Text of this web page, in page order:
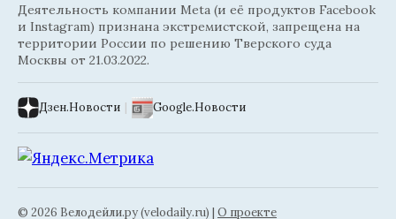
Деятельность компании Meta (и её продуктов Facebook
и Instagram) признана экстремистской, запрещена на
территории России по решению Тверского суда
Москвы от 21.03.2022.
Дзен.Новости | Google.Новости
© 2026 Велодейли.ру (velodaily.ru) | О проекте